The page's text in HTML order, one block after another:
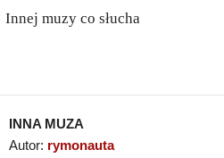
Innej muzy co słucha
INNA MUZA
Autor: rymonauta